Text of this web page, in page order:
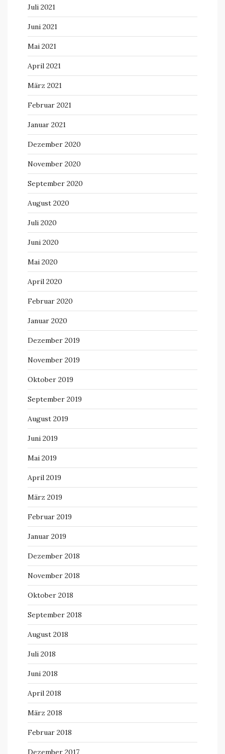
Juli 2021
Juni 2021
Mai 2021
April 2021
März 2021
Februar 2021
Januar 2021
Dezember 2020
November 2020
September 2020
August 2020
Juli 2020
Juni 2020
Mai 2020
April 2020
Februar 2020
Januar 2020
Dezember 2019
November 2019
Oktober 2019
September 2019
August 2019
Juni 2019
Mai 2019
April 2019
März 2019
Februar 2019
Januar 2019
Dezember 2018
November 2018
Oktober 2018
September 2018
August 2018
Juli 2018
Juni 2018
April 2018
März 2018
Februar 2018
Dezember 2017